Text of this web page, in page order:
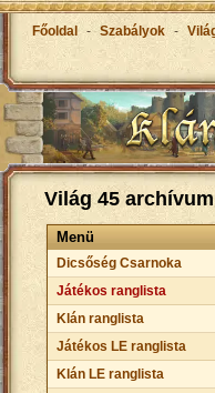
Főoldal - Szabályok -
Világ 45
Menü
Dicsőség Csarnoka
Játékos ranglista
Klán ranglista
Játékos LE ranglista
Klán LE ranglista